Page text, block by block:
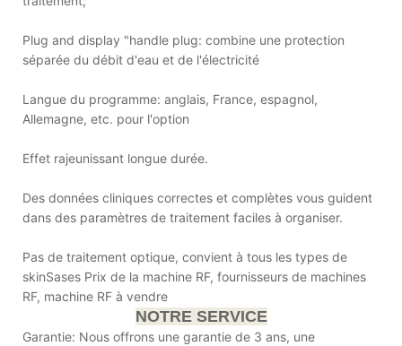
Plug and display "handle plug: combine une protection
séparée du débit d'eau et de l'électricité
Langue du programme: anglais, France, espagnol,
Allemagne, etc. pour l'option
Effet rajeunissant longue durée.
Des données cliniques correctes et complètes vous guident
dans des paramètres de traitement faciles à organiser.
Pas de traitement optique, convient à tous les types de
skinSases Prix de la machine RF, fournisseurs de machines
RF, machine RF à vendre
NOTRE SERVICE
Garantie: Nous offrons une garantie de 3 ans, une